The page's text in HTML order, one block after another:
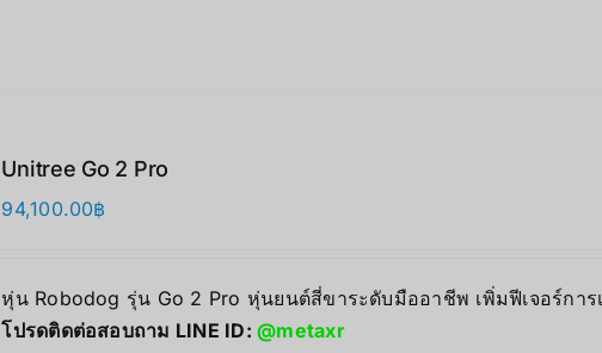
Unitree Go 2 Pro
94,100.00฿
หุ่น Robodog รุ่น Go 2 Pro หุ่นยนต์สี่ขาระดับมืออาชีพ เพิ่มฟีเจอร์กา
โปรดติดต่อสอบถาม LINE ID:@metaxr